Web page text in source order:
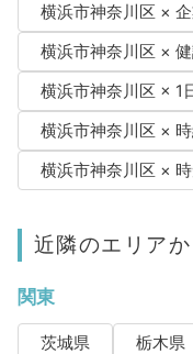
横浜市神奈川区 × 企
横浜市神奈川区 ×
横浜市神奈川区 × 1
横浜市神奈川区 ×
横浜市神奈川区 ×
近隣のエリア
関東
茨城県 栃木県